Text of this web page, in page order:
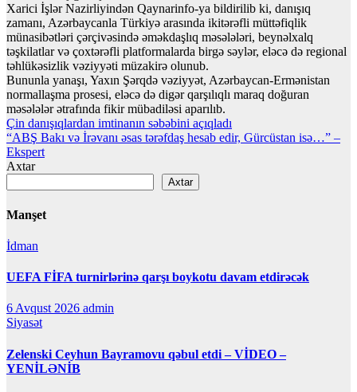
Xarici İşlər Nazirliyindən Qaynarinfo-ya bildirilib ki, danışıq
zamanı, Azərbaycanla Türkiyə arasında ikitərəfli müttəfiqlik
münasibətləri çərçivəsində əməkdaşlıq məsələləri, beynəlxalq
təşkilatlar və çoxtərəfli platformalarda birgə səylər, eləcə də regional
təhlükəsizlik vəziyyəti müzakirə olunub.
Bununla yanaşı, Yaxın Şərqdə vəziyyət, Azərbaycan-Ermənistan
normallaşma prosesi, eləcə də digər qarşılıqlı maraq doğuran
məsələlər ətrafında fikir mübadiləsi aparılıb.
Yazı
naviqasiyası
Çin danışıqlardan imtinanın səbəbini açıqladı
“ABŞ Bakı və İrəvanı əsas tərəfdaş hesab edir, Gürcüstan isə…” –
Ekspert
Axtar
Axtar
Manşet
İdman
UEFA FİFA turnirlərinə qarşı boykotu davam etdirəcək
6 Avqust 2026 admin
Siyasət
Zelenski Ceyhun Bayramovu qəbul etdi – VİDEO –
YENİLƏNİB